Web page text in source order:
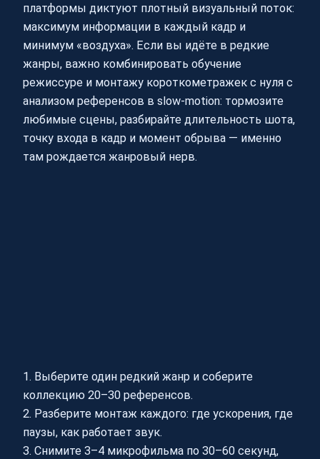
платформы диктуют плотный визуальный поток:
максимум информации в каждый кадр и
минимум «воздуха». Если вы идёте в редкие
жанры, важно комбинировать обучение
режиссуре и монтажу короткометражек с нуля с
анализом референсов в slow‑motion: тормозите
любимые сцены, разбирайте длительность шота,
точку входа в кадр и момент обрыва — именно
там рождается жанровый нерв.
1. Выберите один редкий жанр и соберите
коллекцию 20–30 референсов.
2. Разберите монтаж каждого: где ускорения, где
паузы, как работает звук.
3. Снимите 3–4 микрофильма по 30–60 секунд,